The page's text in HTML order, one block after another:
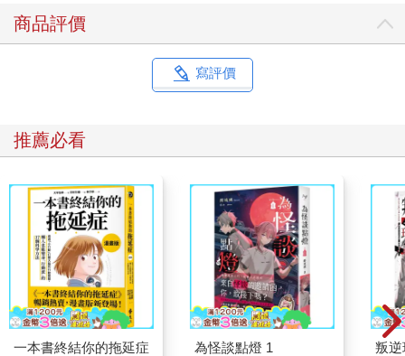
商品評價
寫評價
推薦必看
一本書終結你的拖延症
為怪談點燈 1 叛逆